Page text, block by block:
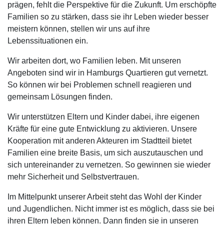
prägen, fehlt die Perspektive für die Zukunft. Um erschöpfte
Familien so zu stärken, dass sie ihr Leben wieder besser
meistern können, stellen wir uns auf ihre
Lebenssituationen ein.
Wir arbeiten dort, wo Familien leben. Mit unseren
Angeboten sind wir in Hamburgs Quartieren gut vernetzt.
So können wir bei Problemen schnell reagieren und
gemeinsam Lösungen finden.
Wir unterstützen Eltern und Kinder dabei, ihre eigenen
Kräfte für eine gute Entwicklung zu aktivieren. Unsere
Kooperation mit anderen Akteuren im Stadtteil bietet
Familien eine breite Basis, um sich auszutauschen und
sich untereinander zu vernetzen. So gewinnen sie wieder
mehr Sicherheit und Selbstvertrauen.
Im Mittelpunkt unserer Arbeit steht das Wohl der Kinder
und Jugendlichen. Nicht immer ist es möglich, dass sie bei
ihren Eltern leben können. Dann finden sie in unseren